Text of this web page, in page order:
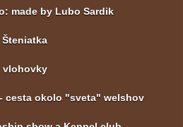
made by Lubo Sardik
Šteniatka
vlohovky
cesta okolo "sveta" welshov